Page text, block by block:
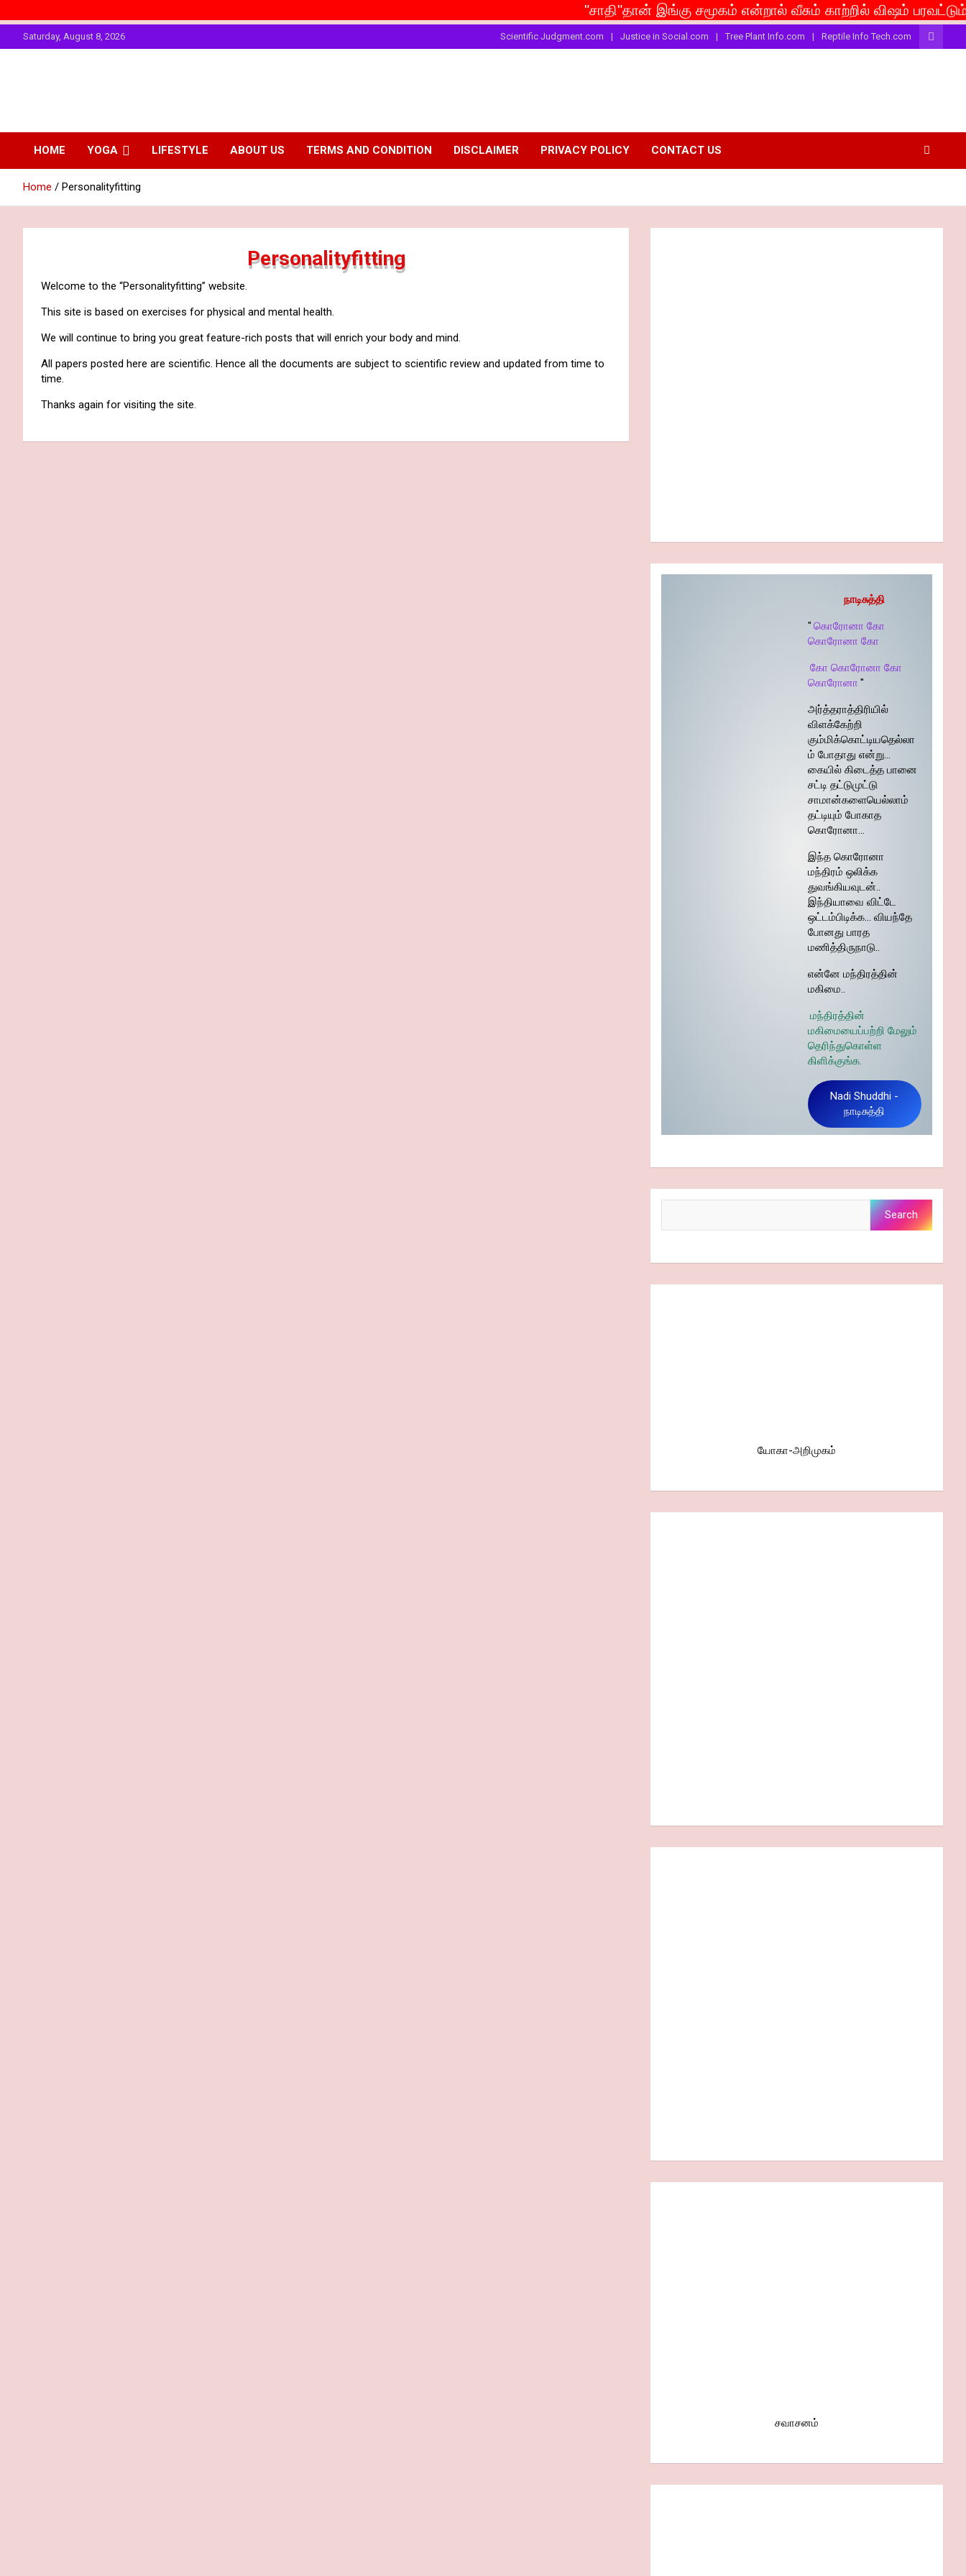
"சாதி"தான் இங்கு சமூகம் என்றால் வீசும் காற்றில் விஷம் பரவட்டும்... If
to
Saturday, August 8, 2026 Scientific Judgment.com Justice in Social.com Tree Plant Info.com Reptile Info Tech.com
Personality
Fitting
Enhancing
Physical
HOME YOGA LIFESTYLE ABOUT US TERMS AND CONDITION DISCLAIMER PRIVACY POLICY CONTACT US
Home Personalityfitting
Personalityfitting
Welcome to the “Personalityfitting” website.
This site is based on exercises for physical and mental health.
We will continue to bring you great feature-rich posts that will enrich your body and mind.
All papers posted here are scientific. Hence all the documents are subject to scientific review and updated from time to
time.
Thanks again for visiting the site.
நாடிசுத்தி
" கொரோனா கோ
கொரோனா கோ
கோ கொரோனா கோ
கொரோனா "
அர்த்தராத்திரியில்
விளக்கேற்றி
கும்மிக்கொட்டியதெல்லா
ம் போதாது என்று…
கையில் கிடைத்த பானை
சட்டி தட்டுமுட்டு
சாமான்களையெல்லாம்
தட்டியும் போகாத
கொரோனா…
இந்த கொரோனா
மந்திரம் ஒலிக்க
துவங்கியவுடன்..
இந்தியாவை விட்டே
ஒட்டம்பிடிக்க… வியந்தே
போனது பாரத
மணித்திருநாடு..
என்னே மந்திரத்தின்
மகிமை..
மந்திரத்தின்
மகிமையைப்பற்றி மேலும்
தெரிந்துகொள்ள
கிளிக்குங்க.
Nadi Shuddhi -
நாடிசுத்தி
Search
யோகா-அறிமுகம்
சவாசனம்